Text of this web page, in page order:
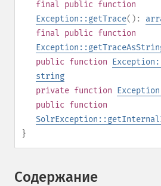
final public function
Exception::getTrace():
final public function
public function
string
private function
public function
}
Содержание